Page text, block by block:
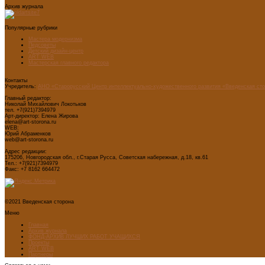
Архив журнала
Популярные рубрики
Мастера модернизма
Педсоветы
Детский дизайн-центр
ART WEB
Мастерская главного редактора
Контакты
Учредитель: АНО «Старорусский Центр интеллектуально-художественного развития «Введенская
Главный редактор:
Николай Михайлович Локотьков
тел. +7(921)7394979
Арт-директор: Елена Жирова
elena@art-storona.ru
WEB:
Юрий Абраменков
web@art-storona.ru
Адрес редакции:
175206, Новгородская обл., г.Старая Русса, Советская набережная, д.18, кв.61
Тел.: +7(921)7394979
Факс: +7 8162 664472
©2021 Введенская сторона
Меню
Главная
Архив журнала
ФОНД-АРХИВ ЛУЧШИХ РАБОТ УЧАЩИХСЯ
Проекты
ART WEB
Партнеры